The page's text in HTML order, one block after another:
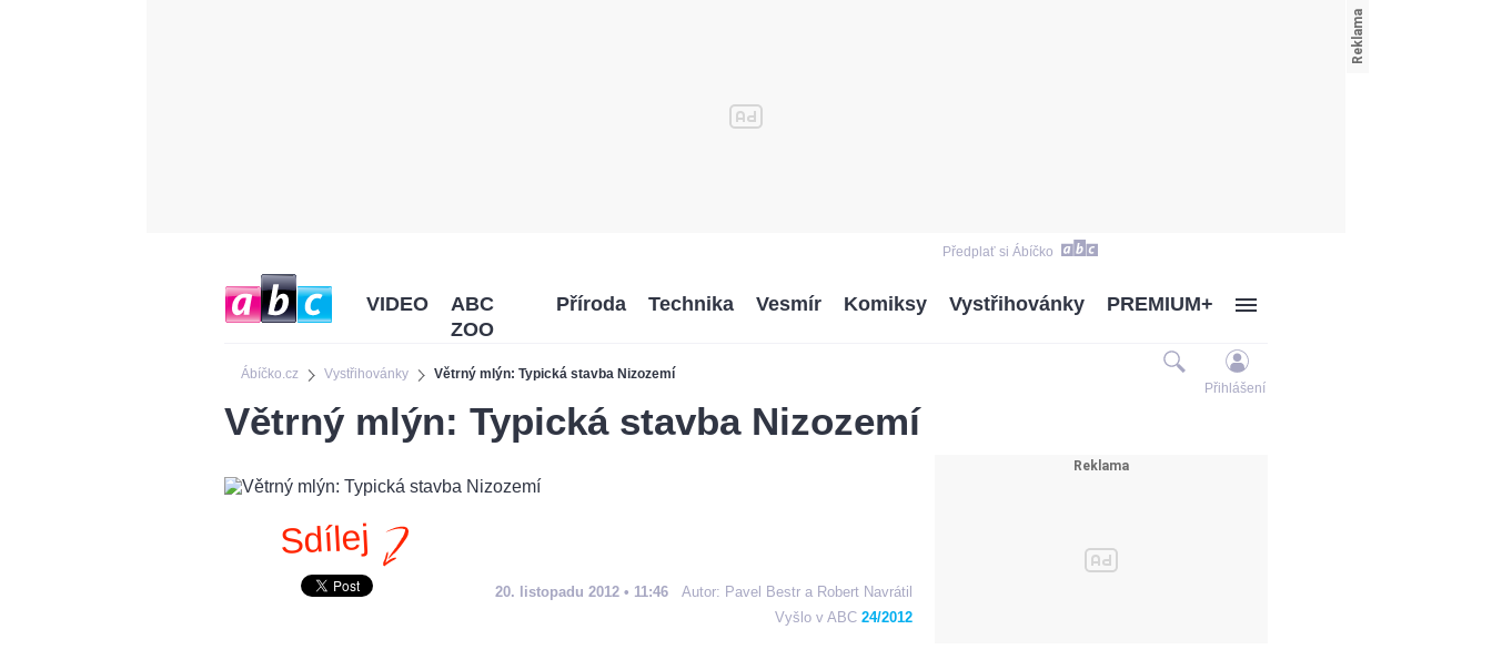
Předplať si Ábíčko
Ábíčko.cz Vystřihovánky Větrný mlýn: Typická stavba Nizozemí
VIDEO
ABC
ZOO
Příroda Technika Vesmír Komiksy Vystřihovánky PREMIUM+
Přihlášení
Větrný mlýn: Typická stavba Nizozemí
Sdílej
20. listopadu 2012 • 11:46 Autor: Pavel Bestr a Robert Navrátil
Vyšlo v ABC 24/2012